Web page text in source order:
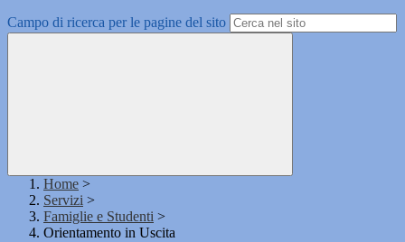
Campo di ricerca per le pagine del sito
Home >
Servizi >
Famiglie e Studenti >
Orientamento in Uscita